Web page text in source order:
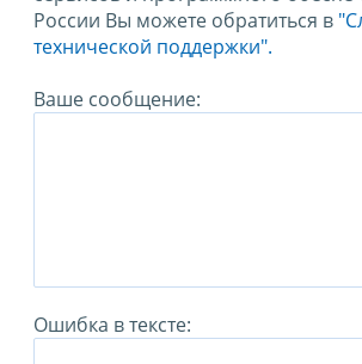
России Вы можете обратиться в
технической поддержки".
Ваше сообщение:
Ошибка в тексте: